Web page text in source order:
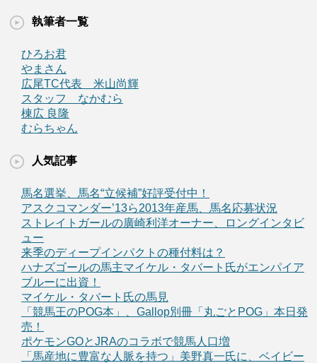
執筆者一覧
ひろお君
やまさん
広尾TC代表 米山尚輝
スタッフ なかむら
棟広 良隆
むらちゃん
人気記事
馬名選挙、馬名“立候補”好評受付中！
アスクコマンダー’13ら2013年産馬、馬名応募状況
ストレイトガールの廣崎利洋オーナー、ロングインタビ
ュー
来季のディープインパクトの種付料は？
ハナズゴールの馬主マイケル・タバート氏がエンパイア
ブルーに出資！
マイケル・タバート氏の馬見
「競馬王のPOG本」、Gallop別冊「丸ごとPOG」本日発
売！
ポケモンGOとJRAのコラボで競馬人口増
「馬産地に豊富な人脈を持つ」美野真一氏に、ベイビー